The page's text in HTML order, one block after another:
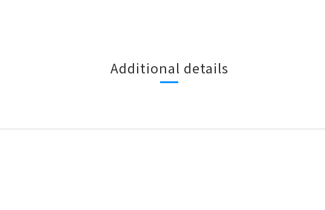
Additional details